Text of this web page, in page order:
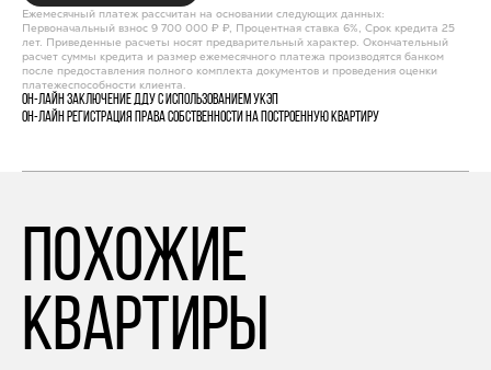
Ежемесячный платеж рассчитан на основании следующих данных:
Первоначальный взнос 9 700 000 ₽ ₽, Процентная ставка 6%, Срок кредита 25
лет. Приведенные расчеты носят предварительный характер. Окончательный
расчет суммы кредита и размер ежемесячного платежа производятся банком
после предоставления полного комплекта документов и проведения оценки
платежеспособности клиента.
Он-лайн заключение ДДУ с использованием УКЭП
Он-лайн регистрация права собственности на построенную квартиру
похожие
квартиры